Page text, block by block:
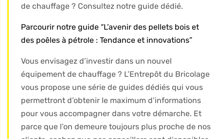
de chauffage ? Consultez notre guide dédié.
Parcourir notre guide “L’avenir des pellets bois et
des poêles à pétrole : Tendance et innovations”
Vous envisagez d’investir dans un nouvel
équipement de chauffage ? L’Entrepôt du Bricolage
vous propose une série de guides dédiés qui vous
permettront d’obtenir le maximum d’informations
pour vous accompagner dans votre démarche. Et
parce que l’on demeure toujours plus proche de nos